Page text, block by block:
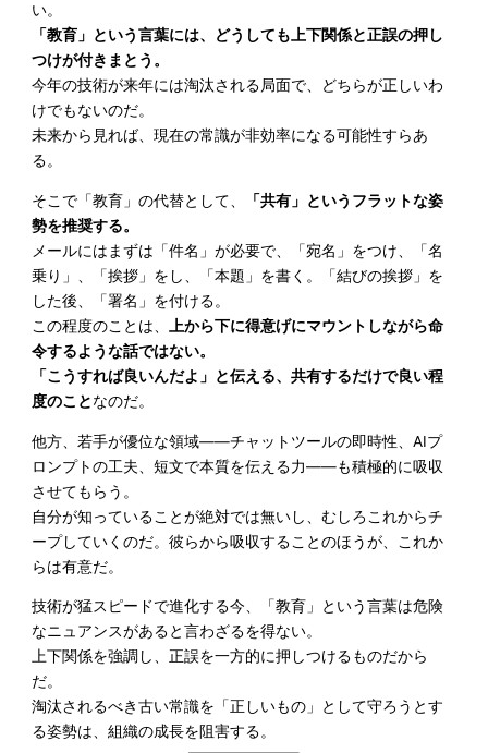
い。
「教育」という言葉には、どうしても上下関係と正誤の押し
つけが付きまとう。
今年の技術が来年には淘汰される局面で、どちらが正しいわ
けでもないのだ。
未来から見れば、現在の常識が非効率になる可能性すらあ
る。
そこで「教育」の代替として、
「共有」というフラットな姿
勢を推奨する。
メールにはまずは「件名」が必要で、「宛名」をつけ、「名
乗り」、「挨拶」をし、「本題」を書く。「結びの挨拶」を
した後、「署名」を付ける。
この程度のことは、
上から下に得意げにマウントしながら命
令するような話ではない。
「こうすれば良いんだよ」と伝える、共有するだけで良い程
度のことなのだ。
他方、若手が優位な領域——チャットツールの即時性、AIプ
ロンプトの工夫、短文で本質を伝える力——も積極的に吸収
させてもらう。
自分が知っていることが絶対では無いし、むしろこれからチ
ープしていくのだ。彼らから吸収することのほうが、これか
らは有意だ。
技術が猛スピードで進化する今、「教育」という言葉は危険
なニュアンスがあると言わざるを得ない。
上下関係を強調し、正誤を一方的に押しつけるものだから
だ。
淘汰されるべき古い常識を「正しいもの」として守ろうとす
る姿勢は、組織の成長を阻害する。